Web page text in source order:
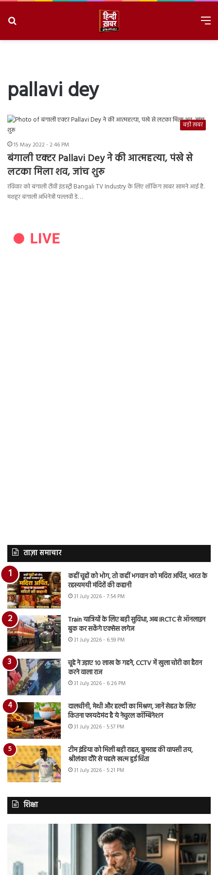
pallavi dey
बड़ी ख़बर
15 May 2022 - 2:46 PM
बंगाली एक्टर Pallavi Dey ने की आत्महत्या, पंखे से
लटका मिला शव, जांच शुरू
रविवार को बंगाली टीवी इंडस्ट्री Bangali TV Industry के लिए शॉकिंग ख़बर सामने आई है.
मशहूर बंगाली अभिनेत्री पल्लवी डे…
ताज़ा समाचार
कहीं चूहों को भोग, तो कहीं भगवान को मदिरा अर्पित, भारत के
रहस्यमयी मंदिरों की कहानी
31 July 2026 - 7:54 PM
Train यात्रियों के लिए बड़ी सुविधा, अब IRCTC से ऑनलाइन
बुक कर सकेंगे एक्सेस लगेज
31 July 2026 - 6:59 PM
चूहे ने उड़ाए 10 लाख के गहने, CCTV में खुला चोरी का हैरान
करने वाला राज
31 July 2026 - 6:26 PM
दालचीनी, मेथी और हल्दी का मिश्रण, जानें सेहत के लिए
कितना फायदेमंद है ये नेचुरल कॉम्बिनेशन
31 July 2026 - 5:57 PM
टीम इंडिया को मिली बड़ी राहत, बुमराह की वापसी तय,
श्रीलंका दौरे से पहले खत्म हुई चिंता
31 July 2026 - 5:21 PM
शिक्षा